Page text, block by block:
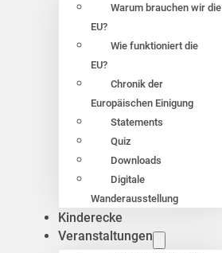
Warum brauchen wir die
EU?
Wie funktioniert die
EU?
Chronik der
Europäischen Einigung
Statements
Quiz
Downloads
Digitale
Wanderausstellung
Kinderecke
Veranstaltungen